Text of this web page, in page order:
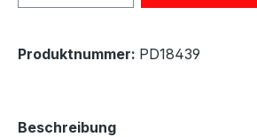
Produktnummer: PD18439
Beschreibung